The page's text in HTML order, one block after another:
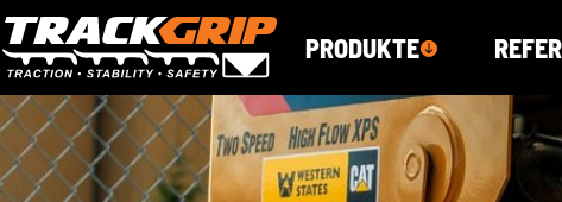
PRODUKTE